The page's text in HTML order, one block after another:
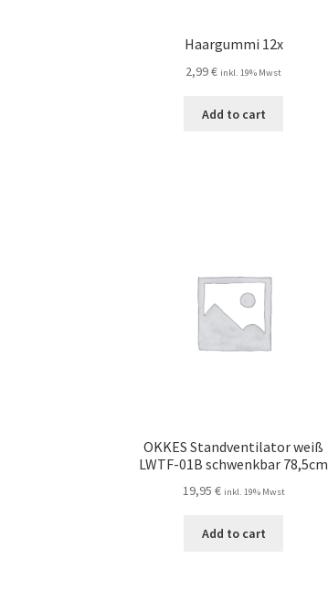
Haargummi 12x
2,99€ inkl. 19% Mwst
Add to cart
OKKES Standventilator weiß
LWTF-01B schwenkbar 78,5cm
19,95 € inkl. 19% Mwst
Add to cart